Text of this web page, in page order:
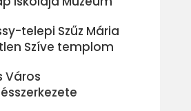
telepi Szűz Mária
Szíve templom
Város